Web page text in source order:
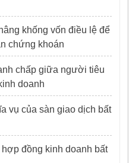
khống vốn điều lệ để
chứng khoán
chấp giữa người tiêu
doanh
vụ của sàn giao dịch bất
đồng kinh doanh bất